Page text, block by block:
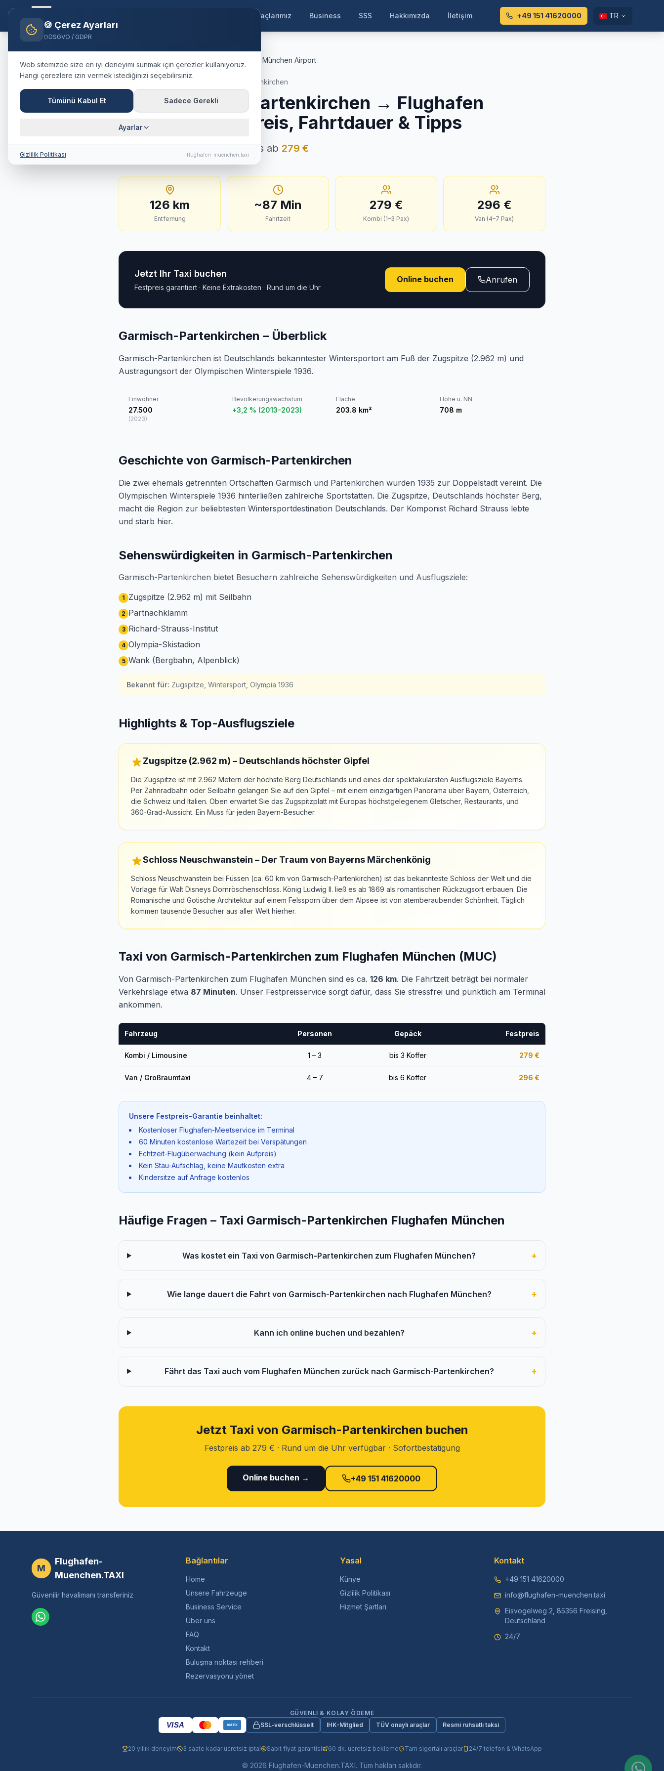
Araçlarımız Business SSS Hakkımızda İletişim +49 151 41620000 TR
Home Blog Taxi Garmisch-Partenkirchen München Airport
🇩🇪 Deutschland Landkreis Garmisch-Partenkirchen
Taxi Garmisch-Partenkirchen → Flughafen
München
Festpreis, Fahrtdauer & Tipps
126 km · ca. 87 Min. · Festpreis ab 279 €
126 km
Entfernung
~87 Min
Fahrtzeit
279 €
Kombi (1–3 Pax)
296 €
Van (4–7 Pax)
Jetzt Ihr Taxi buchen
Festpreis garantiert · Keine Extrakosten · Rund um die Uhr
Online buchen Anrufen
Garmisch-Partenkirchen – Überblick
Garmisch-Partenkirchen ist Deutschlands bekanntester Wintersportort am Fuß der Zugspitze (2.962 m) und
Austragungsort der Olympischen Winterspiele 1936.
Einwohner
27.500
(2023)
Bevölkerungswachstum
+3,2 % (2013–2023)
Fläche
203.8 km²
Höhe ü. NN
708 m
Geschichte von Garmisch-Partenkirchen
Die zwei ehemals getrennten Ortschaften Garmisch und Partenkirchen wurden 1935 zur Doppelstadt vereint. Die
Olympischen Winterspiele 1936 hinterließen zahlreiche Sportstätten. Die Zugspitze, Deutschlands höchster Berg,
macht die Region zur beliebtesten Wintersportdestination Deutschlands. Der Komponist Richard Strauss lebte
und starb hier.
Sehenswürdigkeiten in Garmisch-Partenkirchen
Garmisch-Partenkirchen bietet Besuchern zahlreiche Sehenswürdigkeiten und Ausflugsziele:
1 Zugspitze (2.962 m) mit Seilbahn
2 Partnachklamm
3 Richard-Strauss-Institut
4 Olympia-Skistadion
5 Wank (Bergbahn, Alpenblick)
Bekannt für: Zugspitze, Wintersport, Olympia 1936
Highlights & Top-Ausflugsziele
Zugspitze (2.962 m) – Deutschlands höchster Gipfel
Die Zugspitze ist mit 2.962 Metern der höchste Berg Deutschlands und eines der spektakulärsten Ausflugsziele Bayerns.
Per Zahnradbahn oder Seilbahn gelangen Sie auf den Gipfel – mit einem einzigartigen Panorama über Bayern, Österreich,
die Schweiz und Italien. Oben erwartet Sie das Zugspitzplatt mit Europas höchstgelegenem Gletscher, Restaurants, und
360-Grad-Aussicht. Ein Muss für jeden Bayern-Besucher.
Schloss Neuschwanstein – Der Traum von Bayerns Märchenkönig
Schloss Neuschwanstein bei Füssen (ca. 60 km von Garmisch-Partenkirchen) ist das bekannteste Schloss der Welt und die
Vorlage für Walt Disneys Dornröschenschloss. König Ludwig II. ließ es ab 1869 als romantischen Rückzugsort erbauen. Die
Romanische und Gotische Architektur auf einem Felssporn über dem Alpsee ist von atemberaubender Schönheit. Täglich
kommen tausende Besucher aus aller Welt hierher.
Taxi von Garmisch-Partenkirchen zum Flughafen München (MUC)
Von Garmisch-Partenkirchen zum Flughafen München sind es ca. 126 km. Die Fahrtzeit beträgt bei normaler
Verkehrslage etwa 87 Minuten. Unser Festpreisservice sorgt dafür, dass Sie stressfrei und pünktlich am Terminal
ankommen.
Fahrzeug Personen Gepäck Festpreis
Kombi / Limousine 1 – 3 bis 3 Koffer 279 €
Van / Großraumtaxi 4 – 7 bis 6 Koffer 296 €
Unsere Festpreis-Garantie beinhaltet:
Kostenloser Flughafen-Meetservice im Terminal
60 Minuten kostenlose Wartezeit bei Verspätungen
Echtzeit-Flugüberwachung (kein Aufpreis)
Kein Stau-Aufschlag, keine Mautkosten extra
Kindersitze auf Anfrage kostenlos
Häufige Fragen – Taxi Garmisch-Partenkirchen Flughafen München
Was kostet ein Taxi von Garmisch-Partenkirchen zum Flughafen München? +
Wie lange dauert die Fahrt von Garmisch-Partenkirchen nach Flughafen München? +
Kann ich online buchen und bezahlen? +
Fährt das Taxi auch vom Flughafen München zurück nach Garmisch-Partenkirchen? +
Jetzt Taxi von Garmisch-Partenkirchen buchen
Festpreis ab 279 € · Rund um die Uhr verfügbar · Sofortbestätigung
Online buchen → +49 151 41620000
M
Flughafen-
Muenchen.TAXI
Güvenilir havalimanı transferiniz
Bağlantılar
Home
Unsere Fahrzeuge
Business Service
Über uns
FAQ
Kontakt
Buluşma noktası rehberi
Rezervasyonu yönet
Yasal
Künye
Gizlilik Politikası
Hizmet Şartları
Kontakt
+49 151 41620000
info@flughafen-muenchen.taxi
Eisvogelweg 2, 85356 Freising,
Deutschland
24/7
GÜVENLI & KOLAY ÖDEME
VISA AMEX SSL-verschlüsselt IHK-Mitglied TÜV onaylı araçlar Resmi ruhsatlı taksi
20 yıllık deneyim 3 saate kadar ücretsiz iptal Sabit fiyat garantisi 60 dk. ücretsiz bekleme Tam sigortalı araçlar 24/7 telefon & WhatsApp
© 2026 Flughafen-Muenchen.TAXI. Tüm hakları saklıdır.
🍪 Çerez Ayarları
DSGVO / GDPR
Web sitemizde size en iyi deneyimi sunmak için çerezler kullanıyoruz.
Hangi çerezlere izin vermek istediğinizi seçebilirsiniz.
Tümünü Kabul Et Sadece Gerekli
Ayarlar
Gizlilik Politikası flughafen-muenchen.taxi